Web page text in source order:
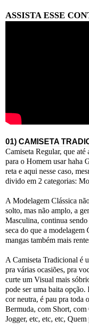
ASSISTA ESSE
01) CAMISETA
Camiseta Regular, que
para o Homem usar haha
reta e aqui nesse caso,
divido em 2 categorias:
A Modelagem Clássica
solto, mas não amplo, a
Masculina, continua
seca do que a modelagem
mangas também mais
A Camiseta Tradicional é
pra várias ocasiões, pra
curte um Visual mais
pode ser uma baita
cor neutra, é pau pra toda
Bermuda, com Short,
Jogger, etc, etc, etc,